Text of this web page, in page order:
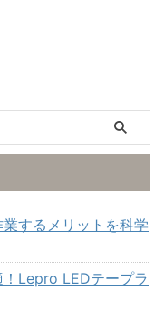
するメリットを科学
！Lepro LEDテープラ